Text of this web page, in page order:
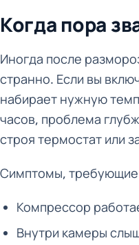
Когда пора
Иногда после
странно. Если вы
набирает нужную
часов, проблема
строя термостат или
Симптомы, требующие
Компрессор
Внутри камеры